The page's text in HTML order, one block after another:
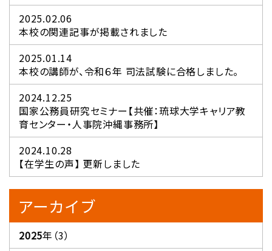
2025.02.06
本校の関連記事が掲載されました
2025.01.14
本校の講師が、令和６年 司法試験に合格しました。
2024.12.25
国家公務員研究セミナー【共催：琉球大学キャリア教
育センター・人事院沖縄事務所】
2024.10.28
【在学生の声】 更新しました
アーカイブ
2025年（3）